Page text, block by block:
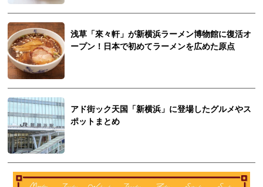
浅草「來々軒」が新横浜ラーメン博物館に復活オ
ープン！日本で初めてラーメンを広めた原点
アド街ック天国「新横浜」に登場したグルメやス
ポットまとめ